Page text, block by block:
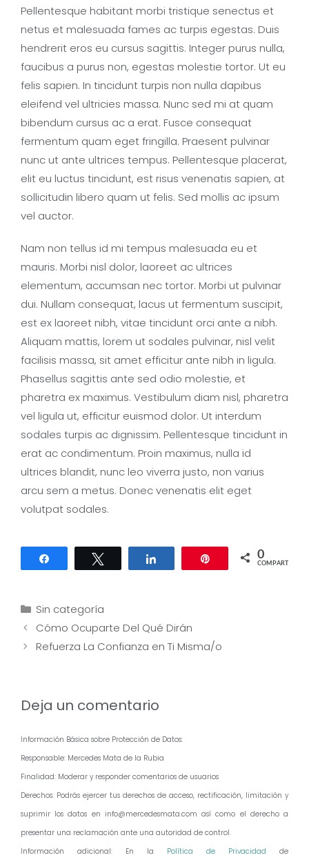
Pellentesque habitant morbi tristique senectus et
netus et malesuada fames ac turpis egestas. Duis
hendrerit eros eu cursus sagittis. Integer purus nulla,
faucibus a purus non, egestas molestie tortor. Ut eu
felis sapien. In tincidunt turpis non nulla dapibus
eleifend vel ultricies massa. Nunc sed mi at quam
bibendum cursus ac a erat. Fusce consequat
fermentum quam eget fringilla. Praesent pulvinar
nunc ut ante ultrices tempus. Pellentesque placerat,
elit eu luctus tincidunt, est risus venenatis sapien, at
sollicitudin libero quam ut felis. Sed mollis ac ipsum
vel auctor.
Nam non tellus id mi tempus malesuada eu et
mauris. Morbi nisl dolor, laoreet ac ultrices
elementum, accumsan nec tortor. Morbi ut pulvinar
dui. Nullam consequat, lacus ut fermentum suscipit,
est ex laoreet nibh, vitae tincidunt orci ante a nibh.
Aliquam mattis, lorem ut sodales pulvinar, nisl velit
facilisis massa, sit amet efficitur ante nibh in ligula.
Phasellus sagittis ante sed odio molestie, et
pharetra ex maximus. Vestibulum diam nisl, pharetra
vel ligula ut, efficitur euismod dolor. Ut interdum
sodales turpis ac dignissim. Pellentesque tincidunt in
erat ac condimentum. Proin maximus, nulla id
ultrices blandit, nunc leo viverra justo, non varius
arcu sem a metus. Donec venenatis elit eget
volutpat sodales.
Compartir Twittear Compartir 0
COMPARTIR
Categorías
Sin categoría
Navegación
de
entradas
Cómo Ocuparte Del Qué Dirán
Refuerza La Confianza en Ti Misma/o
Deja un comentario
Información Básica sobre Protección de Datos:
Responsable: Mercedes Mata de la Rubia
Finalidad: Moderar y responder comentarios de usuarios
Derechos: Podrás ejercer tus derechos de acceso, rectificación, limitación y
suprimir los datos en info@mercedesmata.com así como el derecho a
presentar una reclamación ante una autoridad de control.
Información adicional: En la Política de Privacidad de